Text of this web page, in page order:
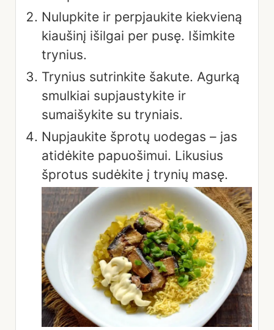
Nulupkite ir perpjaukite kiekvieną
kiaušinį išilgai per pusę. Išimkite
trynius.
Trynius sutrinkite šakute. Agurką
smulkiai supjaustykite ir
sumaišykite su tryniais.
Nupjaukite šprotų uodegas – jas
atidėkite papuošimui. Likusius
šprotus sudėkite į trynių masę.